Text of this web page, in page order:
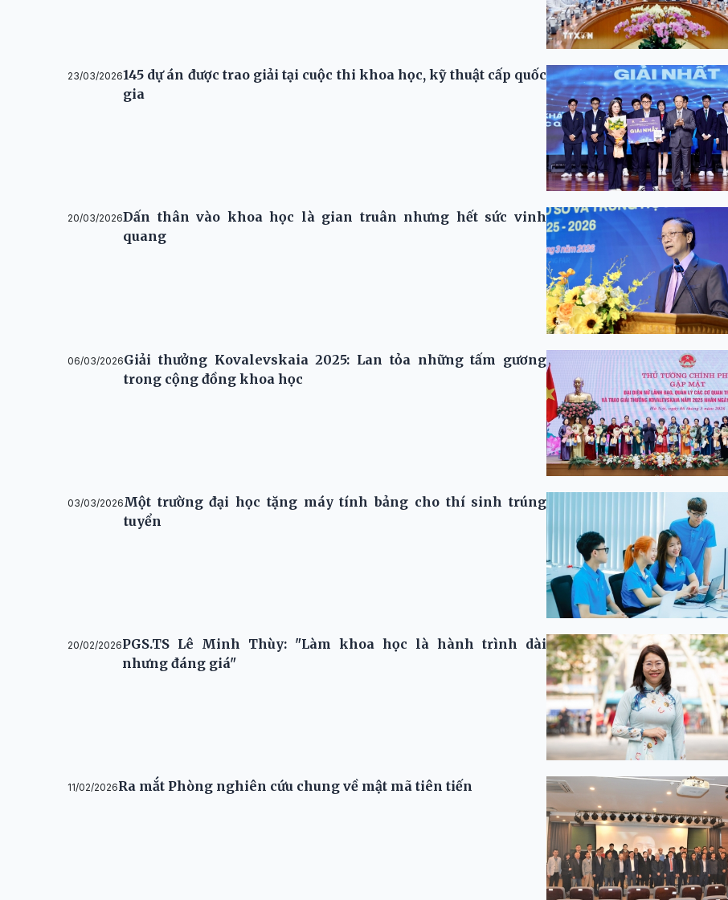
23/03/2026145 dự án được trao giải tại cuộc thi khoa học, kỹ thuật cấp quốc
gia
20/03/2026Dấn thân vào khoa học là gian truân nhưng hết sức vinh
quang
06/03/2026Giải thưởng Kovalevskaia 2025: Lan tỏa những tấm gương
trong cộng đồng khoa học
03/03/2026 Một trường đại học tặng máy tính bảng cho thí sinh trúng
tuyển
20/02/2026PGS.TS Lê Minh Thùy: "Làm khoa học là hành trình dài
nhưng đáng giá"
11/02/2026Ra mắt Phòng nghiên cứu chung về mật mã tiên tiến